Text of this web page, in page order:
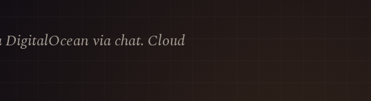
DigitalOcean via chat. Cloud